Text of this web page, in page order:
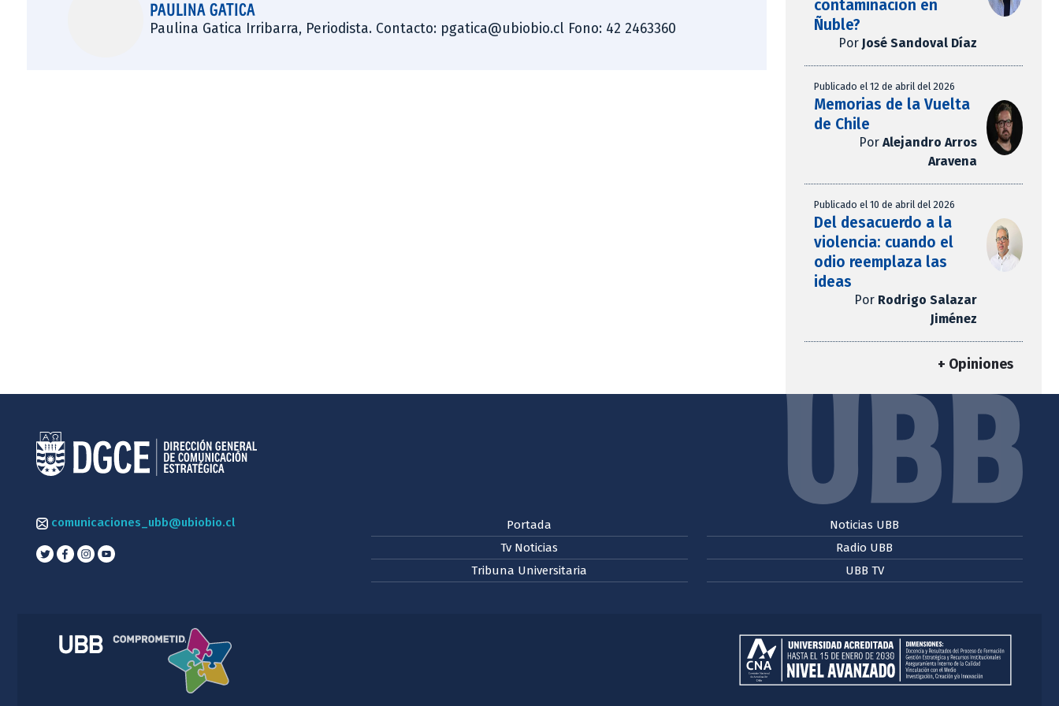
PAULINA GATICA
Paulina Gatica Irribarra, Periodista. Contacto: pgatica@ubiobio.cl Fono: 42 2463360
contaminación en
Ñuble?
Por José Sandoval Díaz
Publicado el 12 de abril del 2026
Memorias de la Vuelta
de Chile
Por Alejandro Arros
Aravena
Publicado el 10 de abril del 2026
Del desacuerdo a la
violencia: cuando el
odio reemplaza las
ideas
Por Rodrigo Salazar
Jiménez
+ Opiniones
comunicaciones_ubb@ubiobio.cl
Portada
Tv Noticias
Tribuna Universitaria
Noticias UBB
Radio UBB
UBB TV